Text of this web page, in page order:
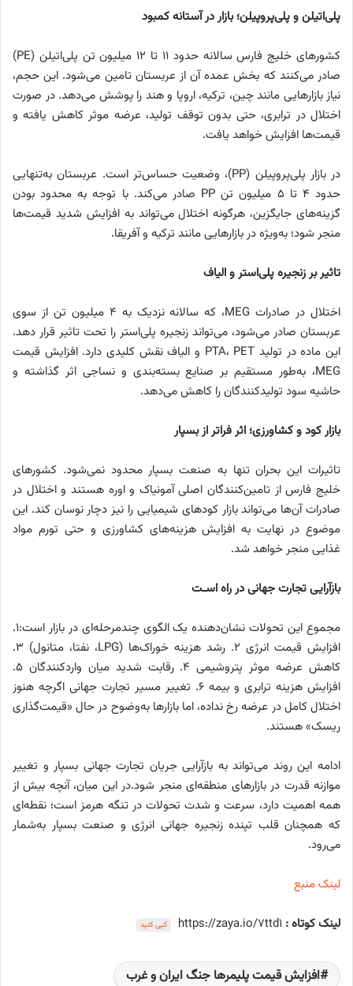
پلی‌اتیلن و پلی‌پروپیلن؛ بازار در آستانه کمبود
کشورهای خلیج فارس سالانه حدود 11 تا 12 میلیون تن پلی‌اتیلن (PE)
صادر می‌کنند که بخش عمده آن از عربستان تامین می‌شود. این حجم،
نیاز بازارهایی مانند چین، ترکیه، اروپا و هند را پوشش می‌دهد. در صورت
اختلال در ترابری، حتی بدون توقف تولید، عرضه موثر کاهش یافته و
قیمت‌ها افزایش خواهد یافت.
در بازار پلی‌پروپیلن (PP)، وضعیت حساس‌تر است. عربستان به‌تنهایی
حدود 4 تا 5 میلیون تن PP صادر می‌کند. با توجه به محدود بودن
گزینه‌های جایگزین، هرگونه اختلال می‌تواند به افزایش شدید قیمت‌ها
منجر شود؛ به‌ویژه در بازارهایی مانند ترکیه و آفریقا.
تاثیر بر زنجیره پلی‌استر و الیاف
اختلال در صادرات MEG، که سالانه نزدیک به 4 میلیون تن از سوی
عربستان صادر می‌شود، می‌تواند زنجیره پلی‌استر را تحت تاثیر قرار دهد.
این ماده در تولید PTA، PET و الیاف نقش کلیدی دارد. افزایش قیمت
MEG، به‌طور مستقیم بر صنایع بسته‌بندی و نساجی اثر گذاشته و
حاشیه سود تولیدکنندگان را کاهش می‌دهد.
بازار کود و کشاورزی؛ اثر فراتر از بسپار
تاثیرات این بحران تنها به صنعت بسپار محدود نمی‌شود. کشورهای
خلیج فارس از تامین‌کنندگان اصلی آمونیاک و اوره هستند و اختلال در
صادرات آن‌ها می‌تواند بازار کودهای شیمیایی را نیز دچار نوسان کند. این
موضوع در نهایت به افزایش هزینه‌های کشاورزی و حتی تورم مواد
غذایی منجر خواهد شد.
بازآرایی تجارت جهانی در راه اسـت
مجموع این تحولات نشان‌دهنده یک الگوی چندمرحله‌ای در بازار است:1.
افزایش قیمت انرژی 2. رشد هزینه خوراک‌ها (LPG، نفتا، متانول) 3.
کاهش عرضه موثر پتروشیمی 4. رقابت شدید میان واردکنندگان 5.
افزایش هزینه ترابری و بیمه 6. تغییر مسیر تجارت جهانی اگرچه هنوز
اختلال کامل در عرضه رخ نداده، اما بازارها به‌وضوح در حال «قیمت‌گذاری
ریسک» هستند.
ادامه این روند می‌تواند به بازآرایی جریان تجارت جهانی بسپار و تغییر
موازنه قدرت در بازارهای منطقه‌ای منجر شود.در این میان، آنچه بیش از
همه اهمیت دارد، سرعت و شدت تحولات در تنگه هرمز است؛ نقطه‌ای
که همچنان قلب تپنده زنجیره جهانی انرژی و صنعت بسپار به‌شمار
می‌رود.
لینک منبع
لینک کوتاه : https://zaya.io/7ttd1 کپی کنید
افزایش قیمت پلیمرها جنگ ایران و غرب